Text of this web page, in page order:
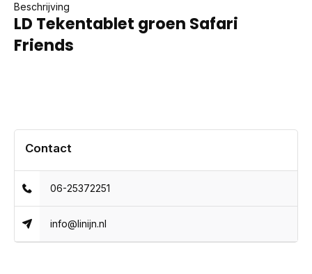
Beschrijving
LD Tekentablet groen Safari
Friends
Contact
06-25372251
info@linijn.nl